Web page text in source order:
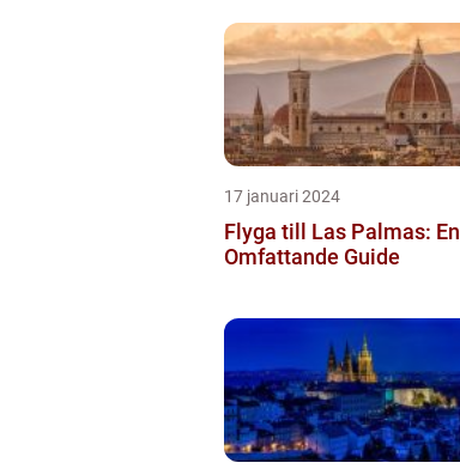
17 januari 2024
Flyga till Las Palmas: En
Omfattande Guide